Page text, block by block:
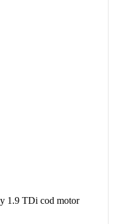
1.9 TDi cod motor